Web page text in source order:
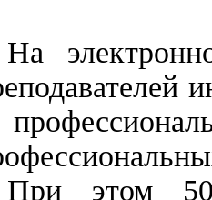
На
При этом 50